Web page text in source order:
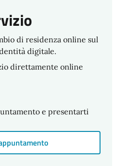
di residenza online sul
digitale.
direttamente online
e presentarti